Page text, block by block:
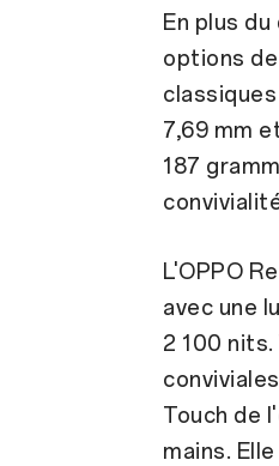
En plus
options
7,69 mm
187
L'OPPO
avec une
2 100
Touch de
mains.